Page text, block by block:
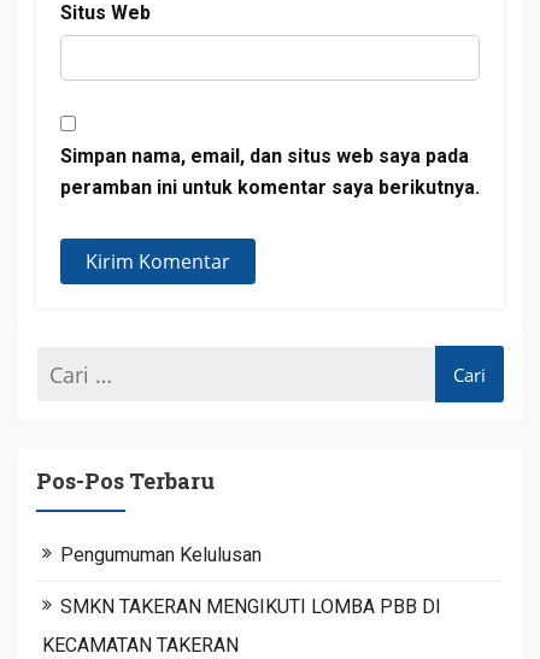
Situs Web
Simpan nama, email, dan situs web saya pada
peramban ini untuk komentar saya berikutnya.
Pos-Pos Terbaru
Pengumuman Kelulusan
SMKN TAKERAN MENGIKUTI LOMBA PBB DI
KECAMATAN TAKERAN